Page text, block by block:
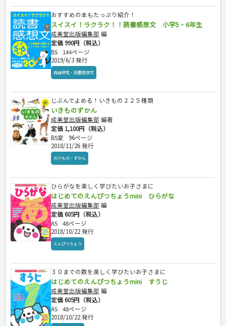
保育士
司法書士・社労士
行政書士・宅建
FP
衛生管理・運行管理
建築・土木
電気・危険物
スキル・キャリアアップ
危険物取扱者
消防設備士
登録販売者
その他資格試験
その他文庫
プラチナダイアリー プレステージ
おすすめの本もたっぷり紹介！
スイスイ！ラクラク！！読書感想文 小学5・6年生
成美堂出版編集部 編
定価 990円（税込）
B5
144ページ
2019/6/3 発行
自由研究・読書感想文
じぶんでよめる！いきもの２２５種類
いきものずかん
成美堂出版編集部 編著
定価 1,100円（税込）
B5変
96ページ
2018/11/26 発行
のりもの・ずかん
ひらがなを楽しく学びたいお子さまに
はじめてのえんぴつちょうmini ひらがな
成美堂出版編集部 編
定価 605円（税込）
A5
48ページ
2018/10/22 発行
えんぴつちょう
３０までの数を楽しく学びたいお子さまに
はじめてのえんぴつちょうmini すうじ
成美堂出版編集部 編
定価 605円（税込）
A5
48ページ
2018/10/22 発行